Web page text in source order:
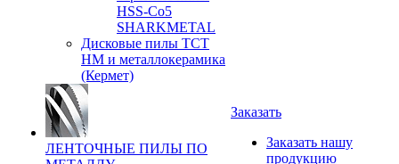
HSS-Co5
SHARKMETAL
Дисковые пилы ТСТ
НМ и металлокерамика
(Кермет)
ЛЕНТОЧНЫЕ ПИЛЫ ПО
Заказать
Заказать нашу
продукцию